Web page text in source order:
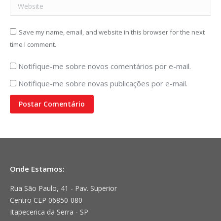
Website
Save my name, email, and website in this browser for the next
time I comment.
Notifique-me sobre novos comentários por e-mail.
Notifique-me sobre novas publicações por e-mail.
Postar Comentário
Onde Estamos:
Rua São Paulo, 41 - Pav. Superior
Centro CEP 06850-080
Itapecerica da Serra - SP